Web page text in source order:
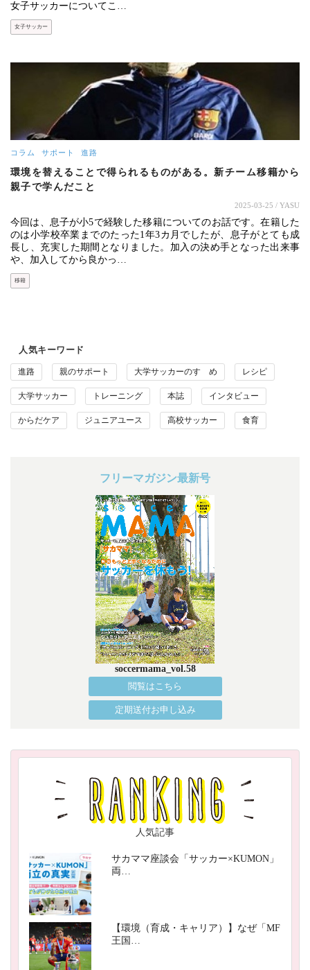
女子サッカーについてこ…
女子サッカー
コラム サポート 進路
環境を替えることで得られるものがある。新チーム移籍から
親子で学んだこと
2025-03-25 / YASU
今回は、息子が小5で経験した移籍についてのお話です。在籍した
のは小学校卒業までのたった1年3カ月でしたが、息子がとても成
長し、充実した期間となりました。加入の決め手となった出来事
や、加入してから良かっ…
移籍
人気キーワード
進路 親のサポート 大学サッカーのすゝめ レシピ
大学サッカー トレーニング 本誌 インタビュー
からだケア ジュニアユース 高校サッカー 食育
フリーマガジン最新号
soccermama_vol.58
閲覧はこちら
定期送付お申し込み
人気記事
サカママ座談会「サッカー×KUMON」
両…
【環境（育成・キャリア）】なぜ「MF
王国…